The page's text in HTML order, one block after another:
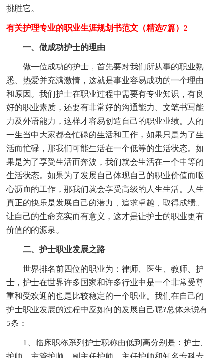
挑胜它。
有关护理专业的职业生涯规划书范文（精选7篇）2
一、做成功护士的理由
做一位成功的护士，首先要对我们所从事的职业熟
悉、热爱并充满激情，这就是事业容易成功的一个理由
和原因。我们护士在职业过程中需要有专业知识，有良
好的职业素质，还要有非常好的沟通能力、文笔书写能
力及外语能力，这样才容易创造自己的职业业绩。人的
一生当中大家都会忙碌的生活和工作，如果只是为了生
活而忙碌，那我们可能生活在一个低等的生活状态。如
果是为了享受生活而奔波，我们就会生活在一个中等的
生活状态。如果为了发展自己体现自己的职业价值而呕
心沥血的工作，那我们就会享受高级的人生生活。人生
真正的快乐是发展自己的潜力，追求卓越，取得成绩。
让自己的生命充实而有意义，这才是让护士的职业更有
价值的的源泉。
二、护士职业发展之路
世界排名前四位的职业为：律师、医生、教师、护
士，护士在世界许多国家和许多行业中是一个非常受尊
重和受欢迎的也是比较稳定的一个职业。我们在自己的
护士职业发展的过程中应如何的发展自己呢?总体来说有
5条：
1、临床职称系列护士职称由低到高分别是：护士、